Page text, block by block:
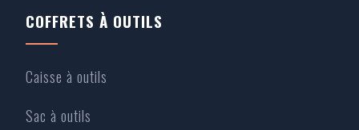
COFFRETS À OUTILS
Caisse à outils
Sac à outils